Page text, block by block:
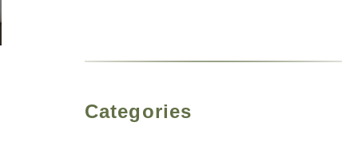
Categories